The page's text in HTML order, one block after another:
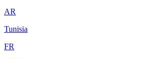
AR
Tunisia
FR